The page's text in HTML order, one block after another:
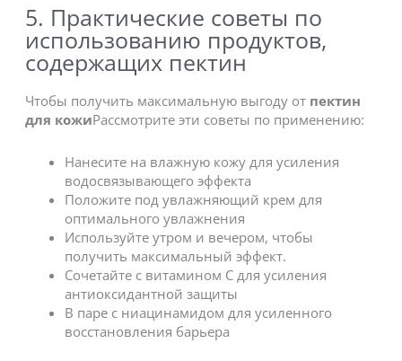
5. Практические советы по
использованию продуктов,
содержащих пектин
Чтобы получить максимальную выгоду от пектин
для кожиРассмотрите эти советы по применению:
Нанесите на влажную кожу для усиления
водосвязывающего эффекта
Положите под увлажняющий крем для
оптимального увлажнения
Используйте утром и вечером, чтобы
получить максимальный эффект.
Сочетайте с витамином С для усиления
антиоксидантной защиты
В паре с ниацинамидом для усиленного
восстановления барьера